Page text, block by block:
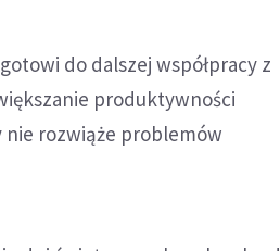
do dalszej współpracy z
produktywności
rozwiąże problemów